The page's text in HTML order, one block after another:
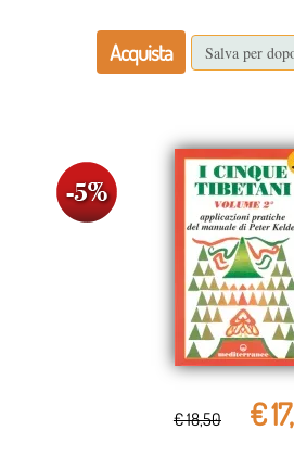
Acquista Salva per
€ 18,50 €